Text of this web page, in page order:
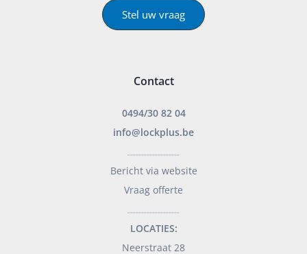
Stel uw vraag
Contact
0494/30 82 04
info@lockplus.be
Bericht via website
Vraag offerte
LOCATIES:
Neerstraat 28